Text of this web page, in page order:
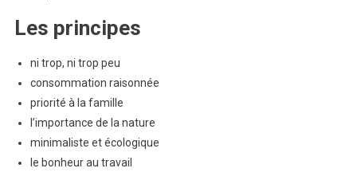
Les principes
ni trop, ni trop peu
consommation raisonnée
priorité à la famille
l’importance de la nature
minimaliste et écologique
le bonheur au travail